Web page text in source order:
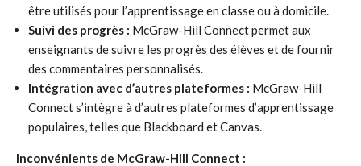
être utilisés pour l’apprentissage en classe ou à domicile.
Suivi des progrès : McGraw-Hill Connect permet aux
enseignants de suivre les progrès des élèves et de fournir
des commentaires personnalisés.
Intégration avec d’autres plateformes : McGraw-Hill
Connect s’intègre à d’autres plateformes d’apprentissage
populaires, telles que Blackboard et Canvas.
Inconvénients de McGraw-Hill Connect :